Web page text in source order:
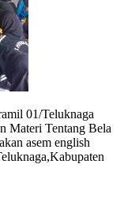
01/Teluknaga
Materi Tentang Bela
asem english